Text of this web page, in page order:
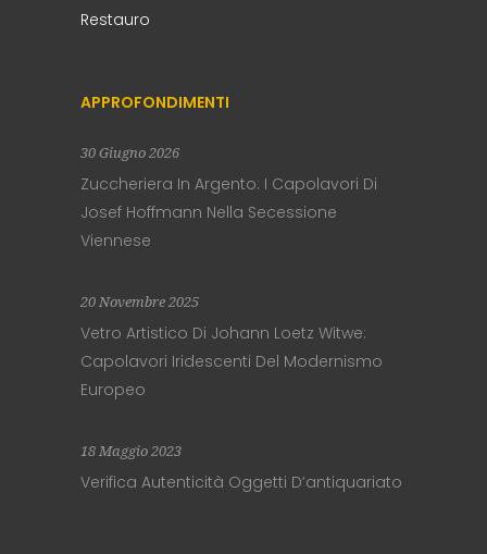
Restauro
APPROFONDIMENTI
30 Giugno 2026
Zuccheriera In Argento: I Capolavori Di
Josef Hoffmann Nella Secessione
Viennese
20 Novembre 2025
Vetro Artistico Di Johann Loetz Witwe:
Capolavori Iridescenti Del Modernismo
Europeo
18 Maggio 2023
Verifica Autenticità Oggetti D’antiquariato